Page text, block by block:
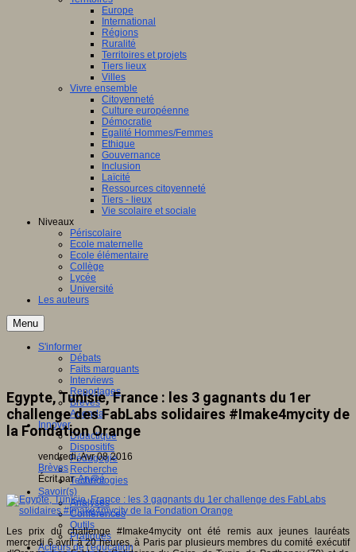
Europe
International
Régions
Ruralité
Territoires et projets
Tiers lieux
Villes
Vivre ensemble
Citoyenneté
Culture européenne
Démocratie
Egalité Hommes/Femmes
Ethique
Gouvernance
Inclusion
Laïcité
Ressources citoyenneté
Tiers - lieux
Vie scolaire et sociale
Niveaux
Périscolaire
Ecole maternelle
Ecole élémentaire
Collège
Lycée
Université
Les auteurs
Menu
S'informer
Débats
Faits marquants
Interviews
Reportages
Brèves
Agenda
Innover
Didactique
Dispositifs
Pédagogie
Recherche
Technologies
Savoir(s)
Analyses
Conférences
Outils
Pratiques
Acteurs de l'éducation
Egypte, Tunisie, France : les 3 gagnants du 1er
challenge des FabLabs solidaires #Imake4mycity de
la Fondation Orange
vendredi, Avr 08 2016
Brèves
Écrit parAn@é
Les prix du challenge #Imake4mycity ont été remis aux jeunes lauréats
mercredi 6 avril à 20 heures, à Paris par plusieurs membres du comité exécutif